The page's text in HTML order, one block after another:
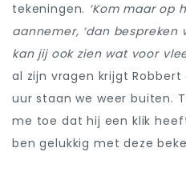
tekeningen. ‘Kom maar op
aannemer, ‘dan
kan jij ook zien wat voor
al zijn vragen krijgt
uur staan we weer buiten.
me toe dat hij een klik
ben gelukkig met deze